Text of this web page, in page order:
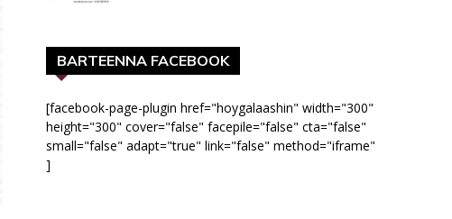
BARTEENNA FACEBOOK
[facebook-page-plugin href="hoygalaashin" width="300"
height="300" cover="false" facepile="false" cta="false"
small="false" adapt="true" link="false" method="iframe"
]